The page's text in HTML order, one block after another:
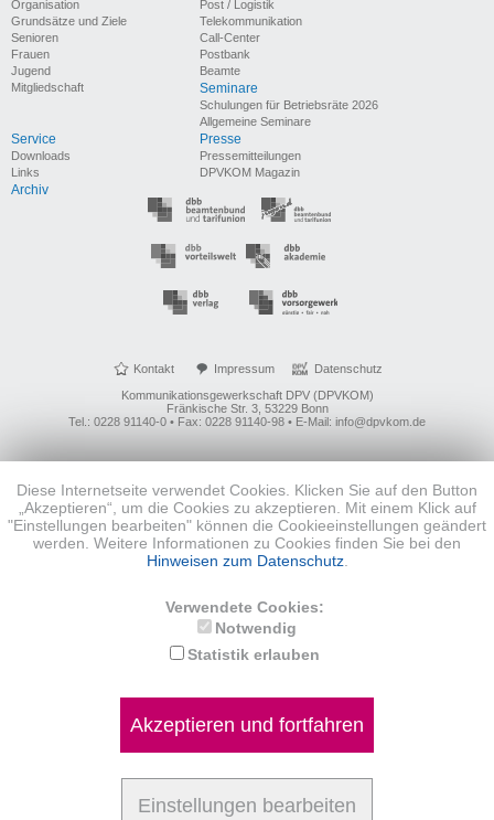
Organisation
Grundsätze und Ziele
Senioren
Frauen
Jugend
Mitgliedschaft
Post / Logistik
Telekommunikation
Call-Center
Postbank
Beamte
Seminare
Schulungen für Betriebsräte 2026
Allgemeine Seminare
Service
Downloads
Links
Presse
Pressemitteilungen
DPVKOM Magazin
Archiv
Kontakt Impressum
Datenschutz
Kommunikationsgewerkschaft DPV (DPVKOM)
Fränkische Str. 3, 53229 Bonn
Tel.: 0228 91140-0 • Fax: 0228 91140-98 • E-Mail: info@dpvkom.de
Diese Internetseite verwendet Cookies. Klicken Sie auf den Button
„Akzeptieren“, um die Cookies zu akzeptieren. Mit einem Klick auf
"Einstellungen bearbeiten" können die Cookieeinstellungen geändert
werden. Weitere Informationen zu Cookies finden Sie bei den
Hinweisen zum Datenschutz.
Verwendete Cookies:
Notwendig
Statistik erlauben
Akzeptieren und fortfahren
Einstellungen bearbeiten